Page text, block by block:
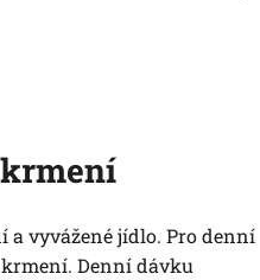
a vyvážené jídlo. Pro denní
Denní dávku